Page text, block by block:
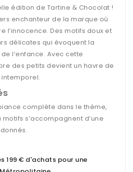
édition de Tartine & Chocolat !
enchanteur de la marque où
l’innocence. Des motifs doux et
délicates qui évoquent la
l’enfance. Avec cette
des petits devient un havre de
complète dans le thème,
s’accompagnent d’une
199 € d'achats pour une